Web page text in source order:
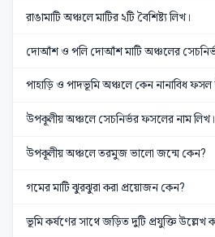
রাঙামাটি অঞ্চলে মাটির ২টি বৈশিষ্ট্য লিখ।
দোআঁশ ও পলি দোআঁশ মাটি অঞ্চলের
পাহাড়ি ও পাদভূমি অঞ্চলে কেন নানাবিধ
উপকূলীয় অঞ্চলে সেচনির্ভর ফসলের নাম লিখ।
উপকূলীয় অঞ্চলে তরমুজ ভালো জন্মে কেন?
গমের মাটি ঝুরঝুরা করা প্রয়োজন কেন?
ভূমি কর্ষণের সাথে জড়িত দুটি প্রযুক্তি উল্লেখ